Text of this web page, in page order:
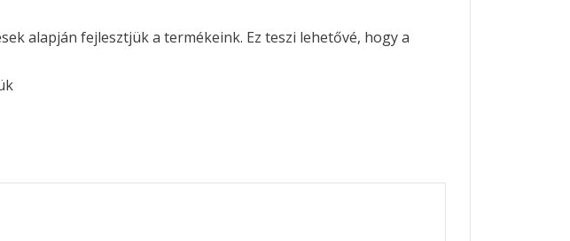
alapján fejlesztjük a termékeink. Ez teszi lehetővé, hogy a